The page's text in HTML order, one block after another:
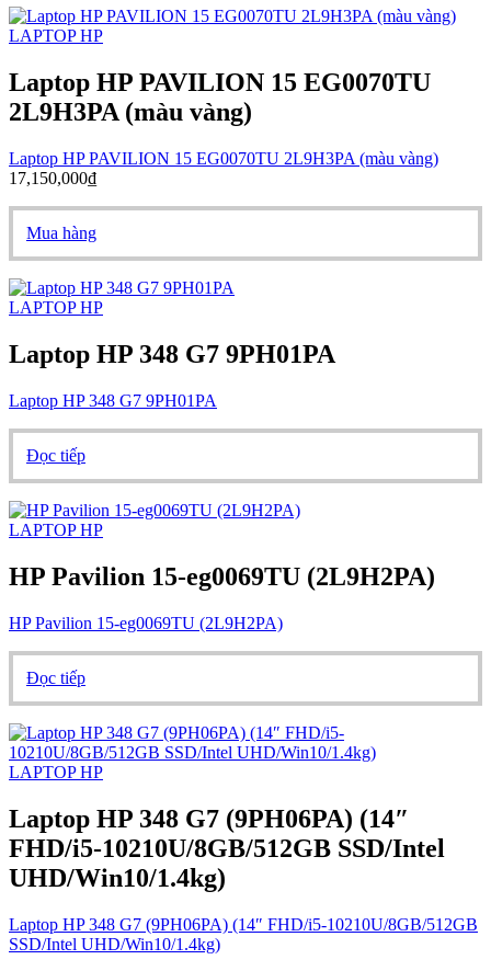
LAPTOP HP
Laptop HP PAVILION 15 EG0070TU
2L9H3PA (màu vàng)
Laptop HP PAVILION 15 EG0070TU 2L9H3PA (màu vàng)
17,150,000₫
Mua hàng
LAPTOP HP
Laptop HP 348 G7 9PH01PA
Laptop HP 348 G7 9PH01PA
Đọc tiếp
LAPTOP HP
HP Pavilion 15-eg0069TU (2L9H2PA)
HP Pavilion 15-eg0069TU (2L9H2PA)
Đọc tiếp
LAPTOP HP
Laptop HP 348 G7 (9PH06PA) (14″
FHD/i5-10210U/8GB/512GB SSD/Intel
UHD/Win10/1.4kg)
Laptop HP 348 G7 (9PH06PA) (14″ FHD/i5-10210U/8GB/512GB
SSD/Intel UHD/Win10/1.4kg)